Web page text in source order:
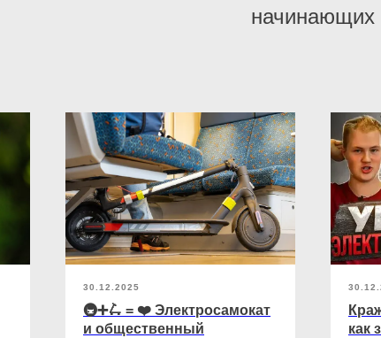
начинающих
30.12.2025
🚇➕🛴 = ❤️ Электросамокат
и общественный
как